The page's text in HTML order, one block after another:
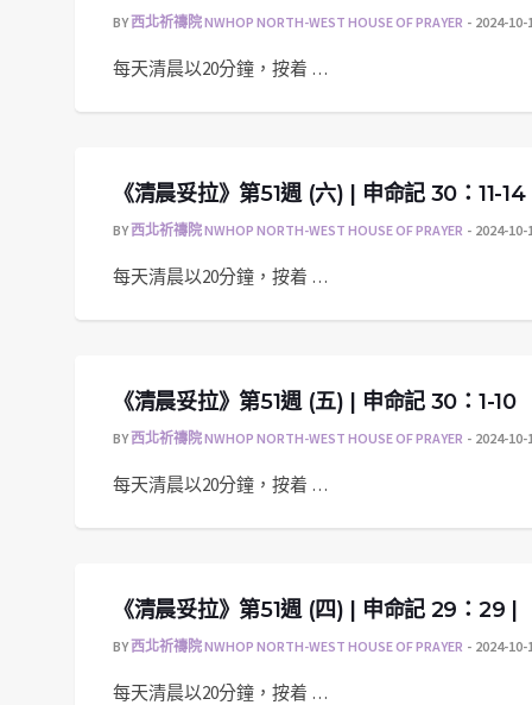
BY西北祈禱院 NWHOP NORTH-WEST HOUSE OF PRAYER 2024-10-
每天清晨以20分鐘，按着 …
《清晨妥拉》第51週 (六) | 申命記 30：11-14
BY西北祈禱院 NWHOP NORTH-WEST HOUSE OF PRAYER 2024-10-
每天清晨以20分鐘，按着 …
《清晨妥拉》第51週 (五) | 申命記 30：1-10
BY西北祈禱院 NWHOP NORTH-WEST HOUSE OF PRAYER 2024-10-
每天清晨以20分鐘，按着 …
《清晨妥拉》第51週 (四) | 申命記 29：29 |
BY西北祈禱院 NWHOP NORTH-WEST HOUSE OF PRAYER 2024-10-
每天清晨以20分鐘，按着 …